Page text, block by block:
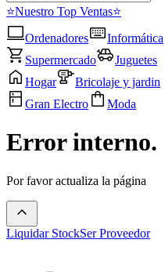
⭐Nuestro Top Ventas⭐
Ordenadores
Informática
Supermercado
Juguetes
Hogar
Bricolaje y jardin
Gran Electro
Moda
Error interno.
Por favor actualiza la página
Liquidar StockSer Proveedor